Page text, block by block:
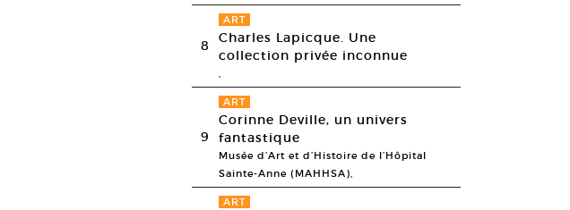
8
ART
Charles Lapicque. Une
collection privée inconnue
,
9
ART
Corinne Deville, un univers
fantastique
Musée d’Art et d’Histoire de l’Hôpital
Sainte-Anne (MAHHSA),
ART